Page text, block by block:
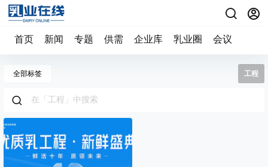
首页 新闻 专题 供需 企业库 乳业圈 会议
全部标签 工程